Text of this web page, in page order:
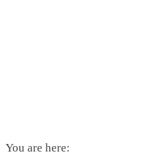
You are here: